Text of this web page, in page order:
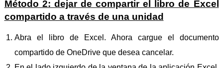
Método 2: dejar de compartir el libro de Excel
compartido a través de una unidad
Abra el libro de Excel. Ahora cargue el documento
compartido de OneDrive que desea cancelar.